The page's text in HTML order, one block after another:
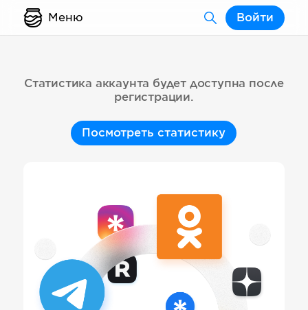
Меню Войти
Статистика аккаунта будет доступна после
регистрации.
Посмотреть статистику